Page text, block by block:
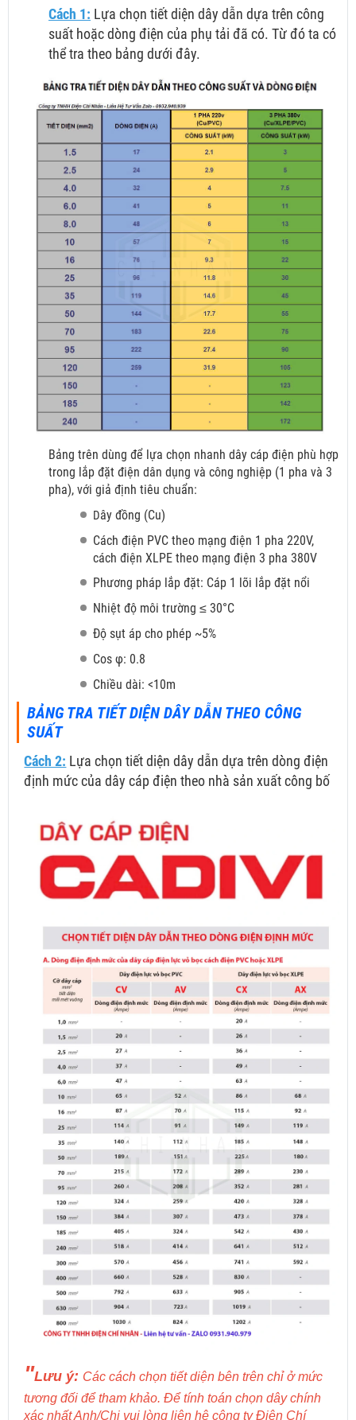
Cách 1: Lựa chọn tiết diện dây dẫn dựa trên công
suất hoặc dòng điện của phụ tải đã có. Từ đó ta có
thể tra theo bảng dưới đây.
Bảng trên dùng để lựa chọn nhanh dây cáp điện phù hợp
trong lắp đặt điện dân dụng và công nghiệp (1 pha và 3
pha), với giả định tiêu chuẩn:
Dây đồng (Cu)
Cách điện PVC theo mạng điện 1 pha 220V,
cách điện XLPE theo mạng điện 3 pha 380V
Phương pháp lắp đặt: Cáp 1 lõi lắp đặt nổi
Nhiệt độ môi trường ≤ 30°C
Độ sụt áp cho phép ~5%
Cos φ: 0.8
Chiều dài: <10m
BẢNG TRA TIẾT DIỆN DÂY DẪN THEO CÔNG
SUẤT
Cách 2: Lựa chọn tiết diện dây dẫn dựa trên dòng điện
định mức của dây cáp điện theo nhà sản xuất công bố
"Lưu ý: Các cách chọn tiết diện bên trên chỉ ở mức
tương đối để tham khảo. Để tính toán chọn dây chính
xác nhất Anh/Chị vui lòng liên hệ công ty Điện Chí